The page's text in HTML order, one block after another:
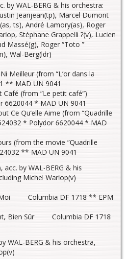
by WAL-BERG & his orchestra:
Jeanjean(tp), Marcel Dumont
ts), André Lamory(as), Roger
Stéphane Grappelli ?(v), Lucien
Massé(g), Roger “Toto ”
Wal-Berg(ldr)
(from “L’or dans la
MAD UN 9041
(from “Le petit café”)
6620044 * MAD UN 9041
Qu’elle Aime (from “Quadrille
* Polydor 6620044 * MAD
(from the movie “Quadrille
** MAD UN 9041
acc. by WAL-BERG & his
Michel Warlop(v)
Columbia DF 1718 ** EPM
Bien Sûr Columbia DF 1718
WAL-BERG & his orchestra,